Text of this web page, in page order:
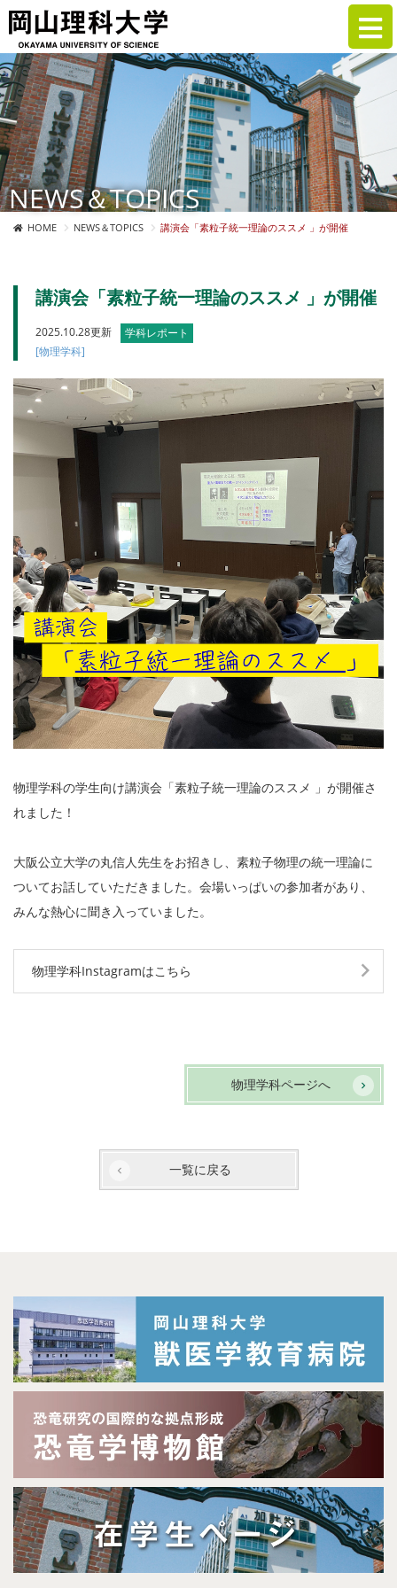
NEWS＆TOPICS
HOME NEWS＆TOPICS 講演会「素粒子統一理論のススメ 」が開催
講演会「素粒子統一理論のススメ 」が開催
2025.10.28更新
学科レポート
[物理学科]
物理学科の学生向け講演会「素粒子統一理論のススメ 」が開催さ
れました！
大阪公立大学の丸信人先生をお招きし、素粒子物理の統一理論に
ついてお話していただきました。会場いっぱいの参加者があり、
みんな熱心に聞き入っていました。
物理学科Instagramはこちら
物理学科ページへ
一覧に戻る